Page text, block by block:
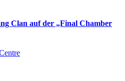
Clan auf der „Final Chamber